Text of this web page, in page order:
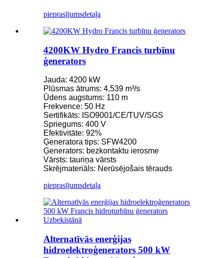
pieprasījumsdetaļa
4200KW Hydro Francis turbīnu
ģenerators
Jauda: 4200 kW
Plūsmas ātrums: 4,539 m³/s
Ūdens augstums: 110 m
Frekvence: 50 Hz
Sertifikāts: ISO9001/CE/TUV/SGS
Spriegums: 400 V
Efektivitāte: 92%
Ģeneratora tips: SFW4200
Ģenerators: bezkontaktu ierosme
Vārsts: tauriņa vārsts
Skrējmateriāls: Nerūsējošais tērauds
pieprasījumsdetaļa
Alternatīvās enerģijas
hidroelektroģenerators 500 kW